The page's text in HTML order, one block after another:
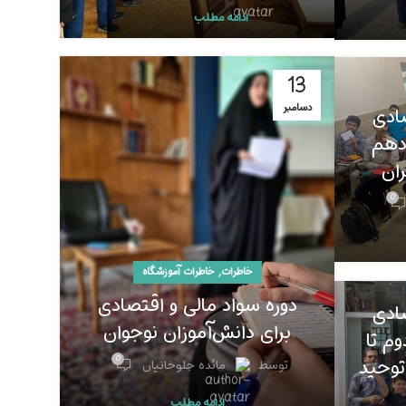
ادامه مطلب
13
دسامبر
خاطرات,خاطرات آموزشگاه
دوره سواد مالی و اقتصادی
برای دانش‌آموزان نوجوان
توسط مائده جلوخانیان 0
دهم
0
تا